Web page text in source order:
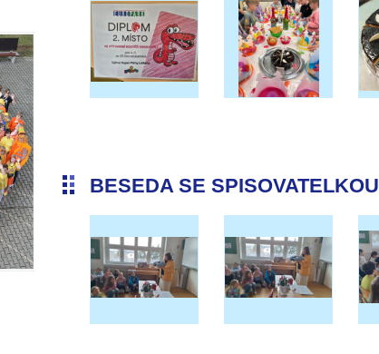
BESEDA SE SPISOVATELKOU